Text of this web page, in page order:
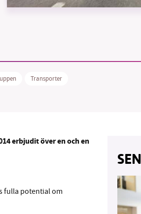
Transporter
erbjudit över en och en
fulla potential om
framåt genom
Nu vill vi utveckla vårt arbete –
vill hjälpa oss.
göra